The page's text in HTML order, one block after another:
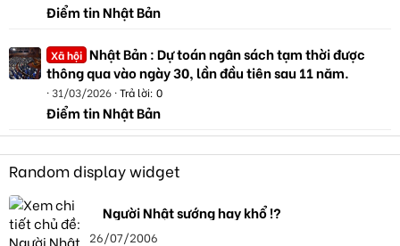
Điểm tin Nhật Bản
Xã hội Nhật Bản : Dự toán ngân sách tạm thời được
thông qua vào ngày 30, lần đầu tiên sau 11 năm.
31/03/2026 Trả lời: 0
Điểm tin Nhật Bản
Random display widget
Người Nhật sướng hay khổ !?
26/07/2006